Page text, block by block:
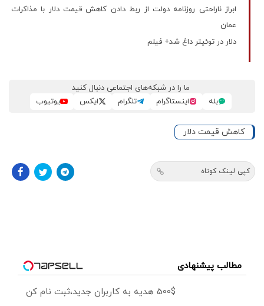
ابراز ناراحتی روزنامه دولت از ربط دادن کاهش قیمت دلار با مذاکرات
عمان
دلار در توئیتر داغ شد​+ فیلم
ما را در شبکه‌های اجتماعی دنبال کنید
بله
اینستاگرام تلگرام ایکس یوتیوب
کاهش قیمت دلار
کپی لینک کوتاه
مطالب پیشنهادی
500$ هدیه به کاربران جدید،ثبت نام کن